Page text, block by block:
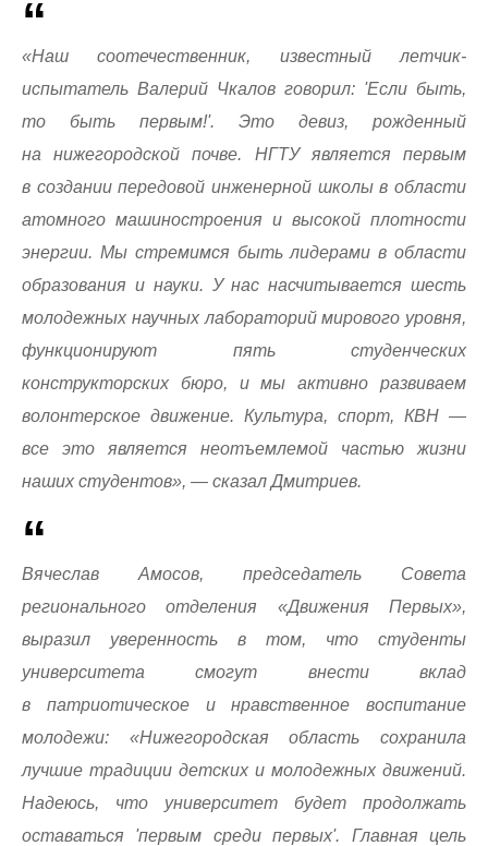
«Наш соотечественник, известный летчик-
испытатель Валерий Чкалов говорил: 'Если быть,
то быть первым!'. Это девиз, рожденный
на нижегородской почве. НГТУ является первым
в создании передовой инженерной школы в области
атомного машиностроения и высокой плотности
энергии. Мы стремимся быть лидерами в области
образования и науки. У нас насчитывается шесть
молодежных научных лабораторий мирового уровня,
функционируют пять студенческих
конструкторских бюро, и мы активно развиваем
волонтерское движение. Культура, спорт, КВН —
все это является неотъемлемой частью жизни
наших студентов», — сказал Дмитриев.
Вячеслав Амосов, председатель Совета
регионального отделения «Движения Первых»,
выразил уверенность в том, что студенты
университета смогут внести вклад
в патриотическое и нравственное воспитание
молодежи: «Нижегородская область сохранила
лучшие традиции детских и молодежных движений.
Надеюсь, что университет будет продолжать
оставаться 'первым среди первых'. Главная цель